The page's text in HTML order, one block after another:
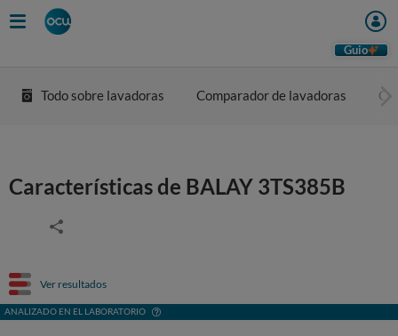
Guio
Todo sobre lavadoras Comparador de lavadoras
Características de BALAY 3TS385B
Ver resultados
ANALIZADO EN EL LABORATORIO